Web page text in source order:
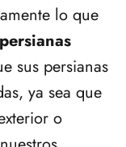
lo que
sus persianas
ya sea que
o